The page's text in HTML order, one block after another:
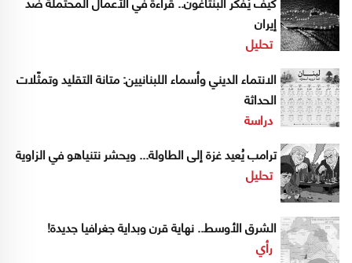
إيران
تحليل
الانتماء الديني وأسماء اللبنانيين: متانة التقليد وتمثّلات
الحداثة
دراسة
ترامب يُعيد غزة إلى الطاولة... ويحشر نتنياهو في الزاوية
تحليل
الشرق الأوسط.. نهاية قرن وبداية جغرافيا جديدة!
رأي